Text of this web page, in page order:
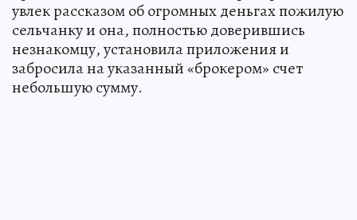
увлек рассказом об огромных деньгах пожилую
сельчанку и она, полностью доверившись
незнакомцу, установила приложения и
забросила на указанный «брокером» счет
небольшую сумму.